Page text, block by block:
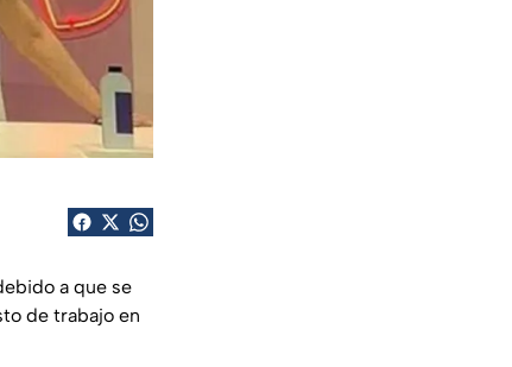
a que se
de trabajo en